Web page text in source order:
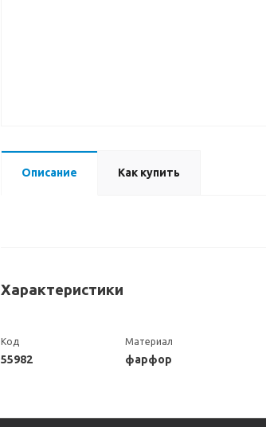
Описание Как купить
Характеристики
Код
55982
Материал
фарфор